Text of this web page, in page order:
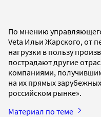
По мнению
Veta Ильи Жарского, от
нагрузки в пользу
пострадают другие
компаниями,
на их прямых
российском рынке».
Материал по теме